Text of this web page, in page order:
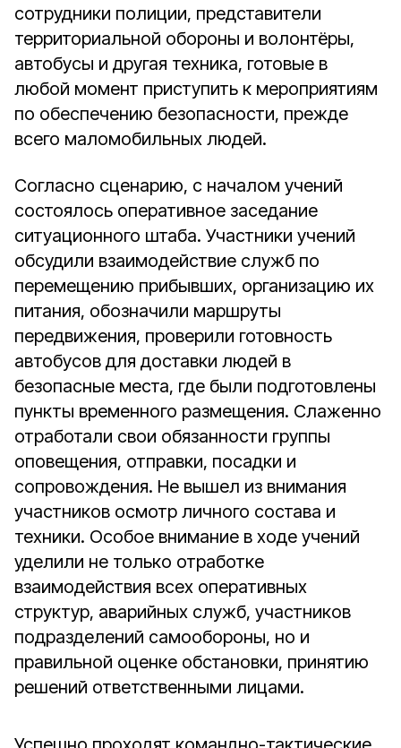
сотрудники полиции, представители
территориальной обороны и волонтёры,
автобусы и другая техника, готовые в
любой момент приступить к мероприятиям
по обеспечению безопасности, прежде
всего маломобильных людей.
Согласно сценарию, с началом учений
состоялось оперативное заседание
ситуационного штаба. Участники учений
обсудили взаимодействие служб по
перемещению прибывших, организацию их
питания, обозначили маршруты
передвижения, проверили готовность
автобусов для доставки людей в
безопасные места, где были подготовлены
пункты временного размещения. Слаженно
отработали свои обязанности группы
оповещения, отправки, посадки и
сопровождения. Не вышел из внимания
участников осмотр личного состава и
техники. Особое внимание в ходе учений
уделили не только отработке
взаимодействия всех оперативных
структур, аварийных служб, участников
подразделений самообороны, но и
правильной оценке обстановки, принятию
решений ответственными лицами.